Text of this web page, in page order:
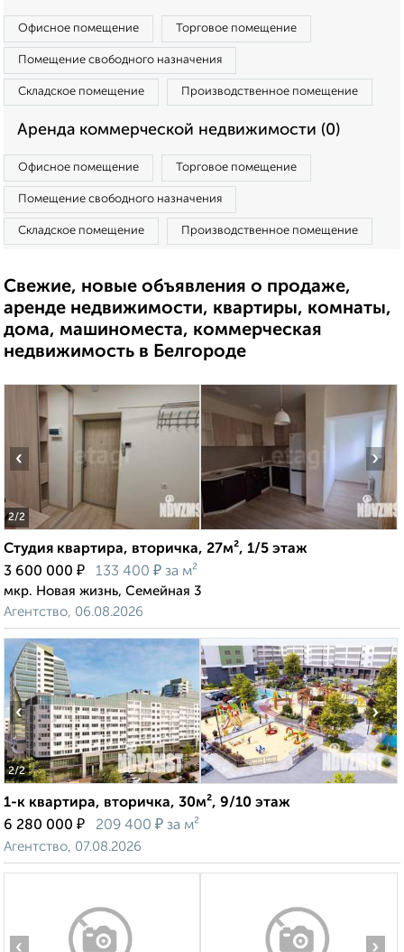
Офисное помещение Торговое помещение
Помещение свободного назначения
Складское помещение Производственное помещение
Аренда коммерческой недвижимости (0)
Офисное помещение Торговое помещение
Помещение свободного назначения
Складское помещение Производственное помещение
Свежие, новые объявления о продаже,
аренде недвижимости, квартиры, комнаты,
дома, машиноместа, коммерческая
недвижимость в Белгороде
2/2
‹ ›
Студия квартира, вторичка, 27м², 1/5 этаж
3 600 000 ₽ 133 400 ₽ за м²
мкр. Новая жизнь, Семейная 3
Агентство, 06.08.2026
2/2
‹ ›
1-к квартира, вторичка, 30м², 9/10 этаж
6 280 000 ₽ 209 400 ₽ за м²
Агентство, 07.08.2026
‹ ›